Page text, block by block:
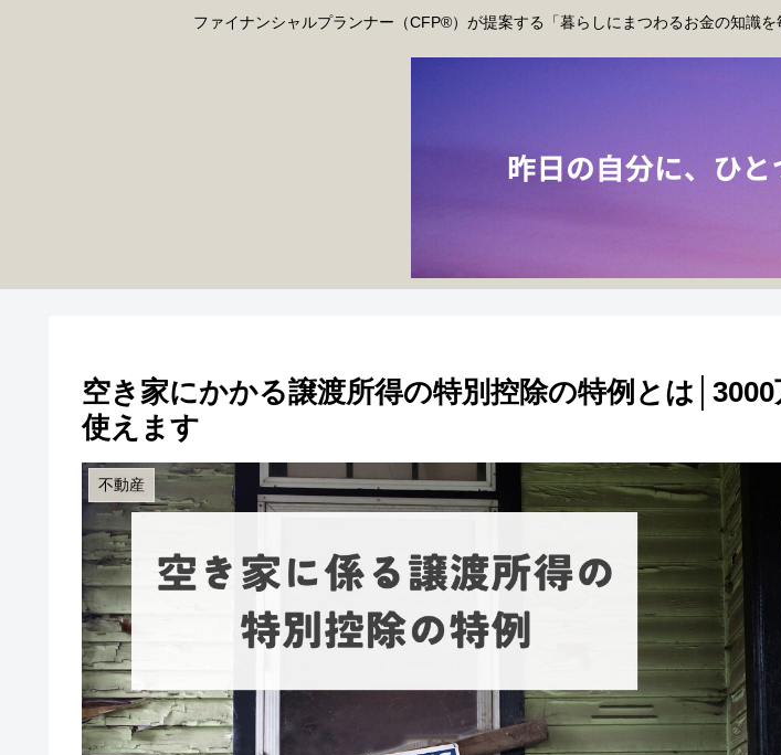
ファイナンシャルプランナー（CFP®）が提案する「暮らしにまつわるお金の知識
空き家にかかる譲渡所得の特別控除の特例とは
使えます
不動産